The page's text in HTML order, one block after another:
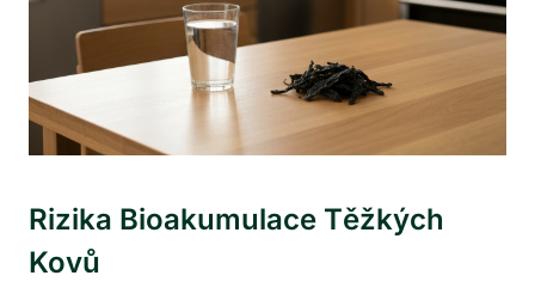
Rizika Bioakumulace Těžkých
Kovů